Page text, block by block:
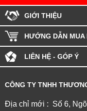
GIỚI THIỆU
HƯỚNG DẪN MUA
LIÊN HỆ - GÓP Ý
CÔNG TY TNHH
Địa chỉ mới : Số 6,